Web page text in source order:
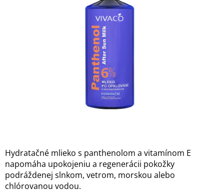
Hydratačné mlieko s panthenolom a vitamínom E
napomáha upokojeniu a regenerácii pokožky
podráždenej slnkom, vetrom, morskou alebo
chlórovanou vodou.